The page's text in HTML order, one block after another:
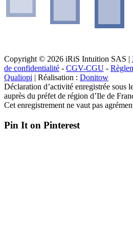
Copyright © 2026 iRiS Intuition SAS |
de confidentialité - CGV-CGU -
Qualiopi | Réalisation : Donitow
Déclaration d’activité enregistrée sous
auprès du préfet de région d’Ile de
Cet enregistrement ne vaut pas
Pin It on Pinterest